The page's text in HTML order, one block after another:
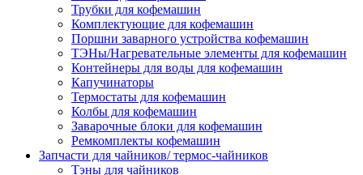
Трубки для кофемашин
Комплектующие для кофемашин
Поршни заварного устройства кофемашин
ТЭНы/Нагревательные элементы для кофемашин
Контейнеры для воды для кофемашин
Капучинаторы
Термостаты для кофемашин
Колбы для кофемашин
Заварочные блоки для кофемашин
Ремкомплекты кофемашин
Запчасти для чайников/ термос-чайников
Тэны для чайников